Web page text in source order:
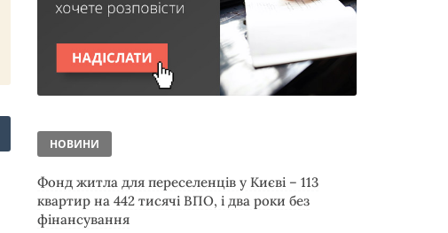
НОВИНИ
Фонд житла для переселенців у Києві – 113
квартир на 442 тисячі ВПО, і два роки без
фінансування